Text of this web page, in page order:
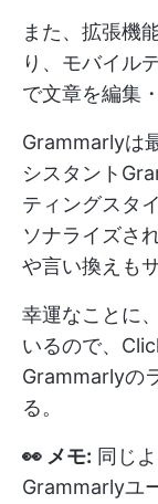
また、拡張機
り、モバイル
で文章を編集
Grammarlyは
シスタント
ティングスタ
ソナライズさ
や言い換えも
幸運なことに
いるので、
Grammarlyの
る。
👀 メモ: 同じ
Grammarlyユ